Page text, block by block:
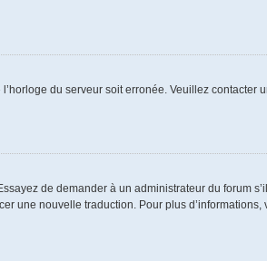
du serveur soit erronée. Veuillez contacter
de demander à un administrateur du forum
une nouvelle traduction. Pour plus